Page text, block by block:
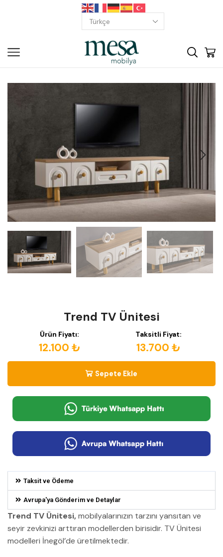
Trend TV Ünitesi
Ürün Fiyatı:
12.100 ₺
Taksitli Fiyat:
13.700 ₺
Sepete Ekle
Taksit ve Ödeme
Avrupa'ya Gönderim ve Detaylar
Trend TV Ünitesi,mobilyalarınızın tarzını yansıtan ve
seyir zevkinizi arttıran modellerden birisidir. TV Ünitesi
modelleri İnegöl’de üretilmektedir.